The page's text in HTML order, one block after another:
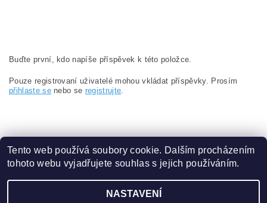
Buďte první, kdo napíše příspěvek k této položce.
Pouze registrovaní uživatelé mohou vkládat příspěvky. Prosím
přihlaste senebo se registrujte
Obchodní podmínky | Ochrana osobních údajů
Tento web používá soubory cookie. Dalším procházením
tohoto webu vyjadřujete souhlas s jejich používáním.
NASTAVENÍ